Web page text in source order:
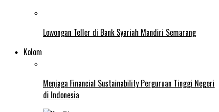
Lowongan Teller di Bank Syariah Mandiri Semarang
Kolom
Menjaga Financial Sustainability Perguruan Tinggi Negeri
di Indonesia